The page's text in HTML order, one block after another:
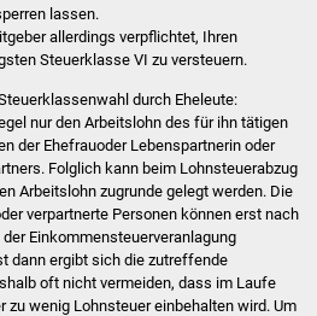
Partnerstädte
Projekte
Schulentwicklung Bizet
Sanierung Hallenbad
Sanierung Bizethalle
Ortsentwicklung
lassen.
allerdings verpflichtet, Ihren
Steuerklasse VI zu versteuern.
durch Eheleute:
nur den Arbeitslohn des für ihn tätigen
der Ehefrauoder Lebenspartnerin oder
Folglich kann beim Lohnsteuerabzug
Arbeitslohn zugrunde gelegt werden. Die
verpartnerte Personen können erst nach
Einkommensteuerveranlagung
dann ergibt sich die zutreffende
oft nicht vermeiden, dass im Laufe
zu wenig Lohnsteuer einbehalten wird. Um